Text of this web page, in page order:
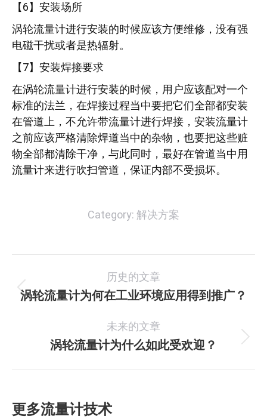
【6】安装场所
涡轮流量计进行安装的时候应该方便维修，没有强
电磁干扰或者是热辐射。
【7】安装焊接要求
在涡轮流量计进行安装的时候，用户应该配对一个
标准的法兰，在焊接过程当中要把它们全部都安装
在管道上，不允许带流量计进行焊接，安装流量计
之前应该严格清除焊道当中的杂物，也要把这些赃
物全部都清除干净，与此同时，最好在管道当中用
流量计来进行吹扫管道，保证内部不受损坏。
Category: 解决方案
章
历史的文章
历
的
文
涡轮流量计为何在工业环境应用得到推广？
未来的文章
未
涡轮流量计为什么如此受欢迎？
更多流量计技术